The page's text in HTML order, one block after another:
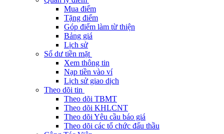
Mua điểm
Tặng điểm
Góp điểm làm từ thiện
Bảng giá
Lịch sử
Số dư tiền mặt
Xem thông tin
Nạp tiền vào ví
Lịch sử giao dịch
Theo dõi tin
Theo dõi TBMT
Theo dõi KHLCNT
Theo dõi Yêu cầu báo giá
Theo dõi các tổ chức đấu thầu